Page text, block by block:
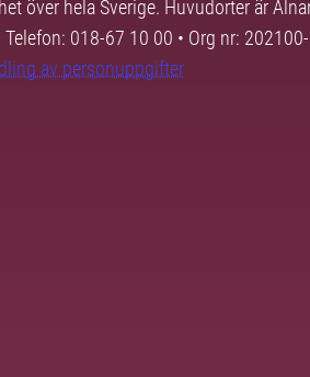
över hela Sverige. Huvudorter är
018-67 10 00 • Org nr:
av personuppgifter